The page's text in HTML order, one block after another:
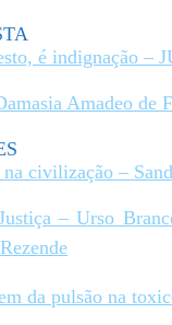
é indignação –
Amadeo
civilização –
– Urso
da pulsão na